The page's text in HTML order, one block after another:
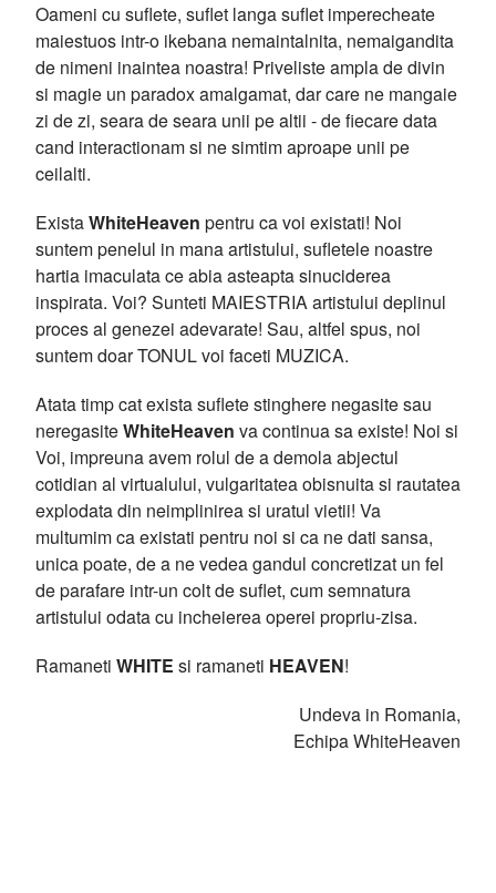
Oameni cu suflete, suflet langa suflet imperecheate
maiestuos intr-o ikebana nemaintalnita, nemaigandita
de nimeni inaintea noastra! Priveliste ampla de divin
si magie un paradox amalgamat, dar care ne mangaie
zi de zi, seara de seara unii pe altii - de fiecare data
cand interactionam si ne simtim aproape unii pe
ceilalti.
ExistaWhiteHeaven pentru ca voi existati! Noi
suntem penelul in mana artistului, sufletele noastre
hartia imaculata ce abia asteapta sinuciderea
inspirata. Voi? Sunteti MAIESTRIA artistului deplinul
proces al genezei adevarate! Sau, altfel spus, noi
suntem doar TONUL voi faceti MUZICA.
Atata timp cat exista suflete stinghere negasite sau
neregasiteWhiteHeaven va continua sa existe! Noi si
Voi, impreuna avem rolul de a demola abjectul
cotidian al virtualului, vulgaritatea obisnuita si rautatea
explodata din neimplinirea si uratul vietii! Va
multumim ca existati pentru noi si ca ne dati sansa,
unica poate, de a ne vedea gandul concretizat un fel
de parafare intr-un colt de suflet, cum semnatura
artistului odata cu incheierea operei propriu-zisa.
Ramaneti WHITE si ramaneti HEAVEN!
Undeva in Romania,
Echipa WhiteHeaven